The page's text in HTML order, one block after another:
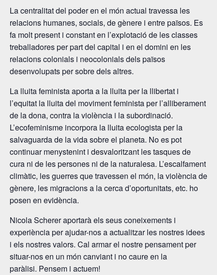
La centralitat del poder en el món actual travessa les
relacions humanes, socials, de gènere i entre països. Es
fa molt present i constant en l’explotació de les classes
treballadores per part del capital i en el domini en les
relacions colonials i neocolonials dels països
desenvolupats per sobre dels altres.
La lluita feminista aporta a la lluita per la llibertat i
l’equitat la lluita del moviment feminista per l’alliberament
de la dona, contra la violència i la subordinació.
L’ecofeminisme incorpora la lluita ecologista per la
salvaguarda de la vida sobre el planeta. No es pot
continuar menystenint i desvaloritzant les tasques de
cura ni de les persones ni de la naturalesa. L’escalfament
climàtic, les guerres que travessen el món, la violència de
gènere, les migracions a la cerca d’oportunitats, etc. ho
posen en evidència.
Nicola Scherer aportarà els seus coneixements i
experiència per ajudar-nos a actualitzar les nostres idees
i els nostres valors. Cal armar el nostre pensament per
situar-nos en un món canviant i no caure en la
paràlisi. Pensem i actuem!